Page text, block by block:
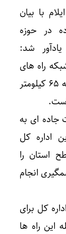
با بیان
جاده در حوزه
شد:
راه های
موجود بوده به طوری که در سال گذشته ۶۵ کیلومتر
تصادفات جاده ای به
اداره کل
استان را
انجام
کل برای
این راه ها